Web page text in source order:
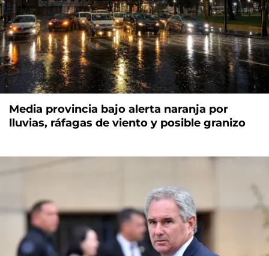
Media provincia bajo alerta naranja por
lluvias, ráfagas de viento y posible granizo